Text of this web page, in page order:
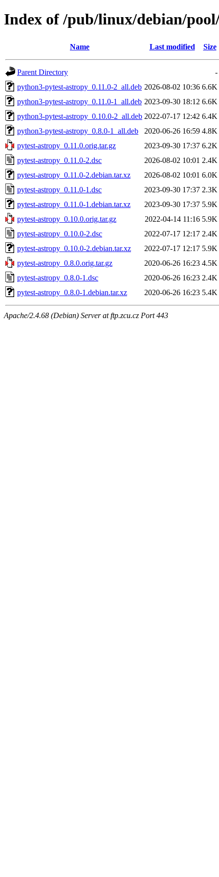
Index of /pub/linux/debian/
Name Last modified Size
Parent Directory
-
python3-pytest-astropy_0.11.0-2_all.deb 2026-08-02 10:36 6.6K
python3-pytest-astropy_0.11.0-1_all.deb 2023-09-30 18:12 6.6K
python3-pytest-astropy_0.10.0-2_all.deb 2022-07-17 12:42 6.4K
python3-pytest-astropy_0.8.0-1_all.deb
2020-06-26 16:59 4.8K
pytest-astropy_0.11.0.orig.tar.gz
2023-09-30 17:37 6.2K
pytest-astropy_0.11.0-2.dsc
2026-08-02 10:01 2.4K
pytest-astropy_0.11.0-2.debian.tar.xz
2026-08-02 10:01 6.0K
pytest-astropy_0.11.0-1.dsc
2023-09-30 17:37 2.3K
pytest-astropy_0.11.0-1.debian.tar.xz
2023-09-30 17:37 5.9K
pytest-astropy_0.10.0.orig.tar.gz
2022-04-14 11:16 5.9K
pytest-astropy_0.10.0-2.dsc
2022-07-17 12:17 2.4K
pytest-astropy_0.10.0-2.debian.tar.xz
2022-07-17 12:17 5.9K
pytest-astropy_0.8.0.orig.tar.gz
2020-06-26 16:23 4.5K
pytest-astropy_0.8.0-1.dsc
2020-06-26 16:23 2.4K
pytest-astropy_0.8.0-1.debian.tar.xz
2020-06-26 16:23 5.4K
Apache/2.4.68 (Debian) Server at ftp.zcu.cz Port 443